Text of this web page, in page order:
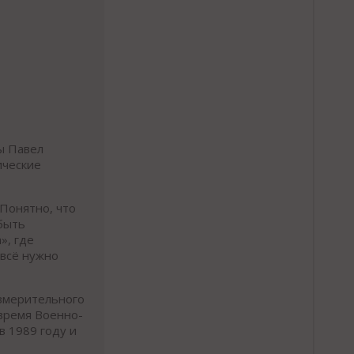
Павел
что
где
нужно
Военно-
1989 году и